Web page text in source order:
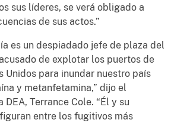
sus líderes, se verá obligado a
de sus actos.”
es un despiadado jefe de plaza del
de explotar los puertos de
Unidos para inundar nuestro país
y metanfetamina,” dijo el
Terrance Cole. “Él y su
entre los fugitivos más